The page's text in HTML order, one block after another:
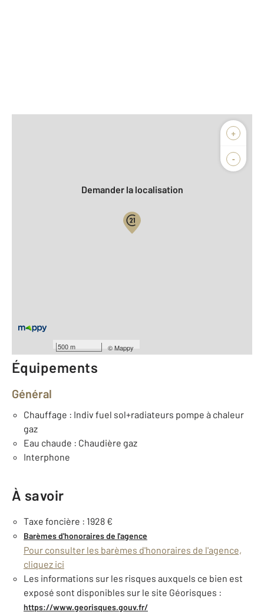
+
-
500 m ©Mappy
Biens vendus
Demander la localisation
Année construction : 1900
Équipements
Général
Chauffage : Indiv fuel sol+radiateurs pompe à chaleur
gaz
Eau chaude : Chaudière gaz
Interphone
À savoir
Taxe foncière : 1928 €
Barèmes d'honoraires de l'agence
Pour consulter les barèmes d'honoraires de l'agence,
cliquez ici
Les informations sur les risques auxquels ce bien est
exposé sont disponibles sur le site Géorisques :
https://www.georisques.gouv.fr/